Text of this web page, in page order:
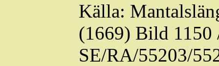
Källa:
(1669) Bild 1150
SE/RA/55203/